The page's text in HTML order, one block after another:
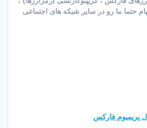
حتما ما رو در سایر شبکه های اجتماعی
پریمیوم فارکس